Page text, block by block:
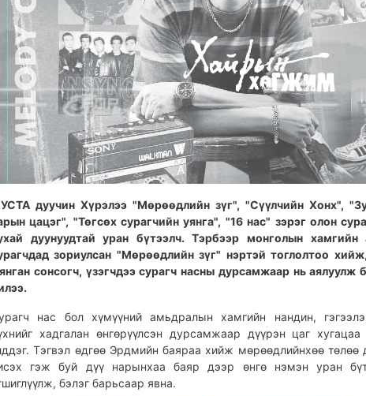
дуучин Хүрэлээ "Мөрөөдлийн зүг", "Сүүлчийн Хонх",
цацэг", "Төгсөх сурагчийн уянга", "16 нас" зэрэг олон
дуунуудтай уран бүтээлч. Тэрбээр монголын хамгийн
зориулсан "Мөрөөдлийн зүг" нэртэй тоглолтоо
сонсогч, үзэгчдээ сурагч насны дурсамжаар нь аялуулж
нас бол хүмүүний амьдралын хамгийн нандин,
хадгалан өнгөрүүлсэн дурсамжаар дүүрэн цаг хугацаа
Тэгвэл өдгөө Эрдмийн баяраа хийж мөрөөдлийнхөө төлөө
гэж буй дүү нарынхаа баяр дээр өнгө нэмэн уран
бэлэг барьсаар явна.